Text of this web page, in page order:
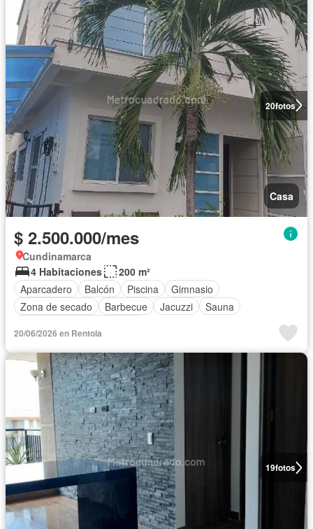
20fotos
Casa
$ 2.500.000/mes
Cundinamarca
4 Habitaciones
200 m²
Aparcadero
Balcón Piscina
Gimnasio
Zona de secado
Barbecue Jacuzzi
Sauna
20/06/2026 en Rentola
19fotos